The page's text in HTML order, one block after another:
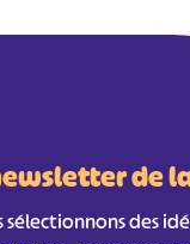
de
sélectionnons des